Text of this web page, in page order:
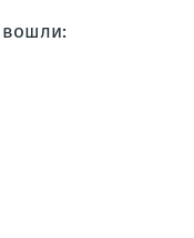
вошли: